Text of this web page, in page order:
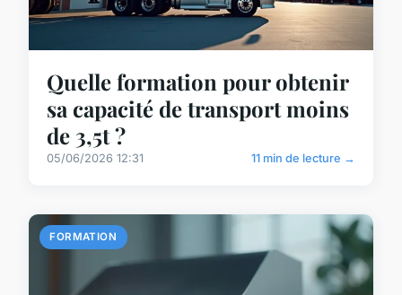
Quelle formation pour obtenir
sa capacité de transport moins
de 3,5t ?
05/06/2026 12:31 11 min de lecture →
FORMATION